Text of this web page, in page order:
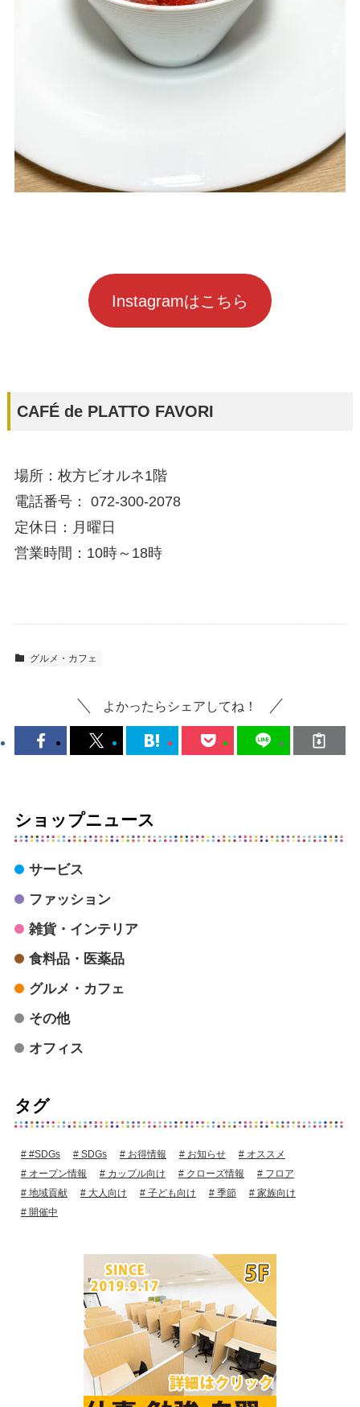
Instagramはこちら
CAFÉ de PLATTO FAVORI
場所：枚方ビオルネ1階
電話番号： 072-300-2078
定休日：月曜日
営業時間：10時～18時
グルメ・カフェ
よかったらシェアしてね！
ショップニュース
サービス
ファッション
雑貨・インテリア
食料品・医薬品
グルメ・カフェ
その他
オフィス
タグ
#SDGs SDGs お得情報 お知らせ
オススメ
オープン情報
カップル向け クローズ情報
フロア
地域貢献
大人向け 子ども向け 季節
家族向け
開催中